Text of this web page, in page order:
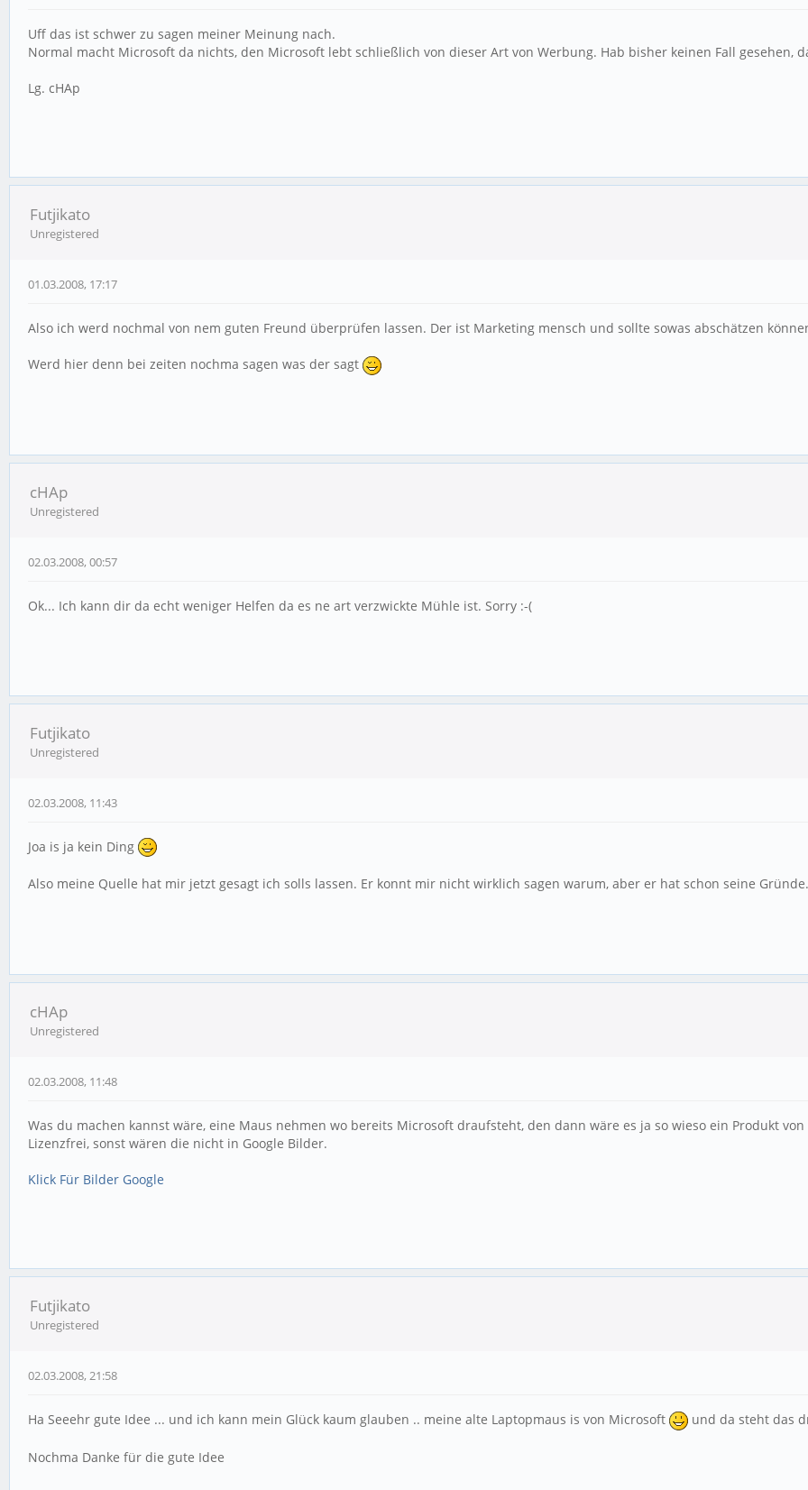
Uff das ist schwer zu sagen meiner Meinung nach.
Normal macht Microsoft da nichts, den Microsoft lebt schließlich von dieser Art von Werbung. Hab bisher keinen Fall gesehen,
Lg. cHAp
Futjikato
Unregistered
01.03.2008, 17:17
Also ich werd nochmal von nem guten Freund überprüfen lassen. Der ist Marketing mensch und sollte sowas abschätzen
Werd hier denn bei zeiten nochma sagen was der sagt
cHAp
Unregistered
02.03.2008, 00:57
Ok... Ich kann dir da echt weniger Helfen da es ne art verzwickte Mühle ist. Sorry :-(
Futjikato
Unregistered
02.03.2008, 11:43
Joa is ja kein Ding
Also meine Quelle hat mir jetzt gesagt ich solls lassen. Er konnt mir nicht wirklich sagen warum, aber er hat schon seine
cHAp
Unregistered
02.03.2008, 11:48
Was du machen kannst wäre, eine Maus nehmen wo bereits Microsoft draufsteht, den dann wäre es ja so wieso ein Produkt
Lizenzfrei, sonst wären die nicht in Google Bilder.
Klick Für Bilder Google
Futjikato
Unregistered
02.03.2008, 21:58
Ha Seeehr gute Idee ... und ich kann mein Glück kaum glauben .. meine alte Laptopmaus is von Microsoft und da steht das
Nochma Danke für die gute Idee